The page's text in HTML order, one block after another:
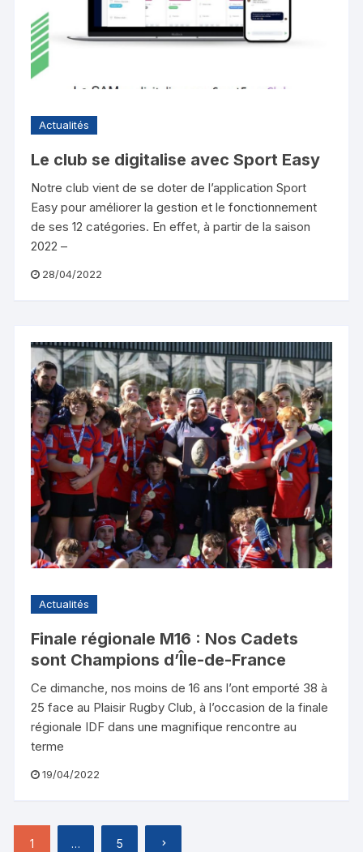
Actualités
Le club se digitalise avec Sport Easy
Notre club vient de se doter de l’application Sport
Easy pour améliorer la gestion et le fonctionnement
de ses 12 catégories. En effet, à partir de la saison
2022 –
28/04/2022
Actualités
Finale régionale M16 : Nos Cadets
sont Champions d’Île-de-France
Ce dimanche, nos moins de 16 ans l’ont emporté 38 à
25 face au Plaisir Rugby Club, à l’occasion de la finale
régionale IDF dans une magnifique rencontre au
terme
19/04/2022
1 … 5